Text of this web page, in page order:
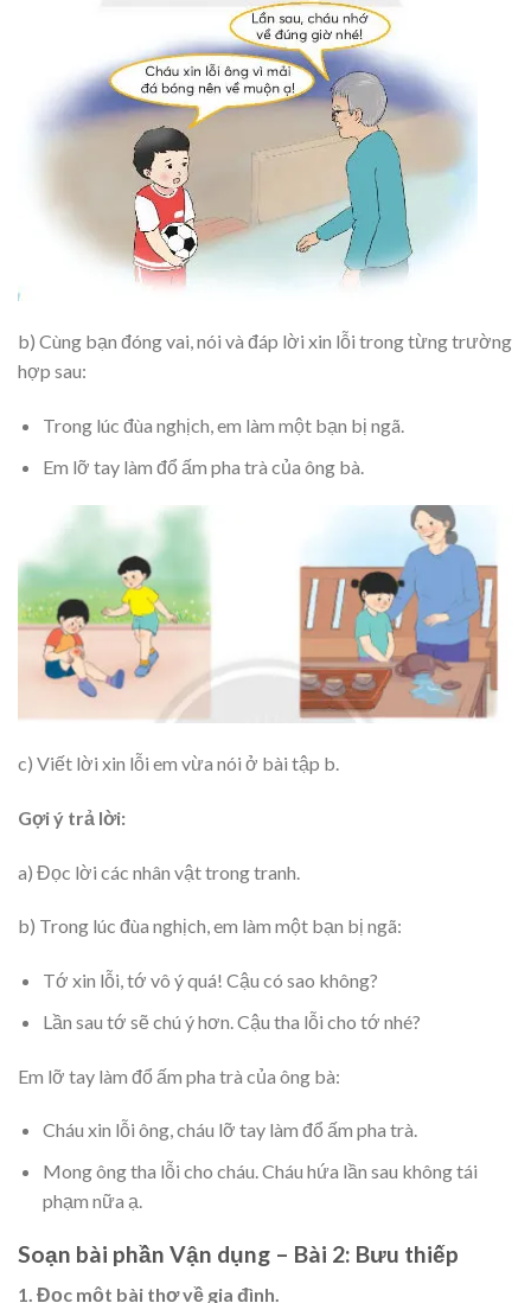
b) Cùng bạn đóng vai, nói và đáp lời xin lỗi trong từng trường
hợp sau:
Trong lúc đùa nghịch, em làm một bạn bị ngã.
Em lỡ tay làm đổ ấm pha trà của ông bà.
c) Viết lời xin lỗi em vừa nói ở bài tập b.
Gợi ý trả lời:
a) Đọc lời các nhân vật trong tranh.
b) Trong lúc đùa nghịch, em làm một bạn bị ngã:
Tớ xin lỗi, tớ vô ý quá! Cậu có sao không?
Lần sau tớ sẽ chú ý hơn. Cậu tha lỗi cho tớ nhé?
Em lỡ tay làm đổ ấm pha trà của ông bà:
Cháu xin lỗi ông, cháu lỡ tay làm đổ ấm pha trà.
Mong ông tha lỗi cho cháu. Cháu hứa lần sau không tái
phạm nữa ạ.
Soạn bài phần Vận dụng – Bài 2: Bưu thiếp
1. Đọc một bài thơ về gia đình.